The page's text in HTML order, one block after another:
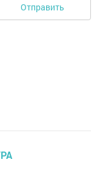
Отправить